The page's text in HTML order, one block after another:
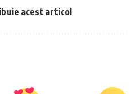
acest articol